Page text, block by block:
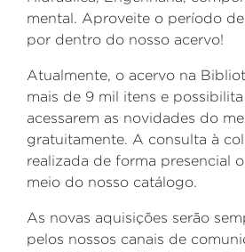
mental. Aproveite o período
por dentro do nosso acervo!
Atualmente, o acervo na
mais de 9 mil itens e
acessarem as novidades do
gratuitamente. A consulta à
realizada de forma presencial
meio do nosso catálogo.
As novas aquisições serão
pelos nossos canais de